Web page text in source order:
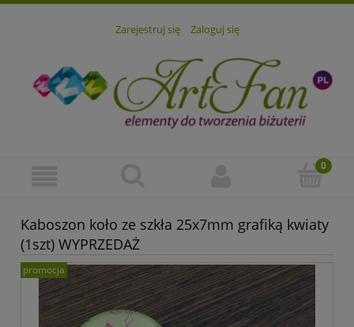
Zarejestruj się Zaloguj się
Kaboszon koło ze szkła 25x7mm grafiką kwiaty
(1szt) WYPRZEDAŻ
promocja